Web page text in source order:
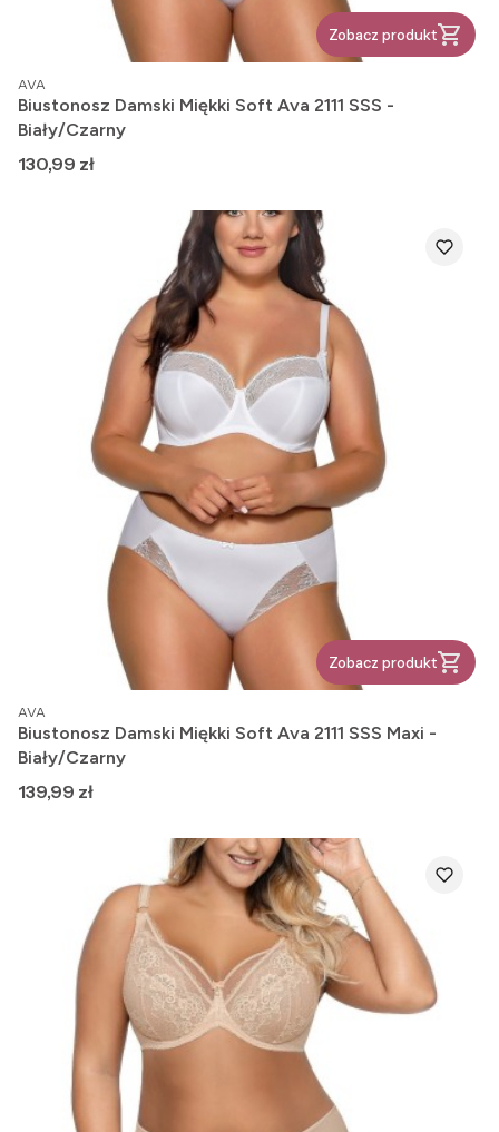
Zobacz produkt
PRODUCENT
AVA
Biustonosz Damski Miękki Soft Ava 2111 SSS -
Biały/Czarny
Cena
130,99 zł
Zobacz produkt
PRODUCENT
AVA
Biustonosz Damski Miękki Soft Ava 2111 SSS Maxi -
Biały/Czarny
Cena
139,99 zł